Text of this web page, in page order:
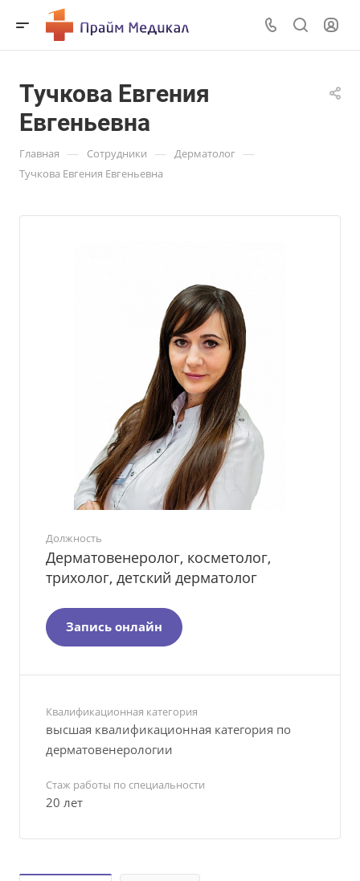
Тучкова Евгения
Евгеньевна
Главная — Сотрудники — Дерматолог —
Тучкова Евгения Евгеньевна
Должность
Дерматовенеролог, косметолог,
трихолог, детский дерматолог
Запись онлайн
Квалификационная категория
высшая квалификационная категория по
дерматовенерологии
Стаж работы по специальности
20 лет